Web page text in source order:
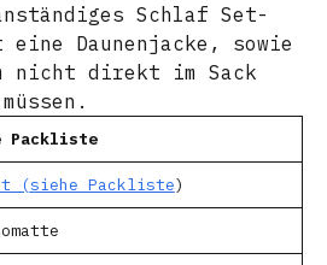
Schlaf Set-
Daunenjacke, sowie
nicht direkt im Sack
Packliste
(siehe Packliste)